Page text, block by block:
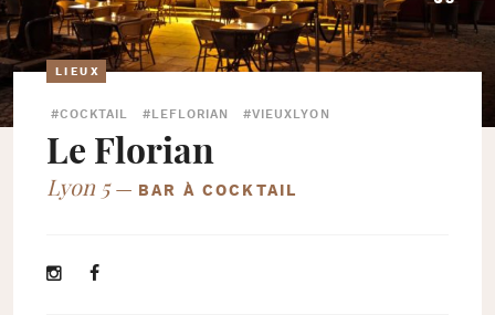
LIEUX
#COCKTAIL #LEFLORIAN #VIEUXLYON
Le Florian
Lyon 5— BAR À COCKTAIL